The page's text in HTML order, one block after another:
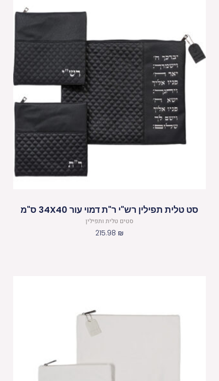
סט טלית תפילין רש"י ר"ת דמוי עור 34X40 ס"מ
סטים טלית ותפילין
215.98 ₪